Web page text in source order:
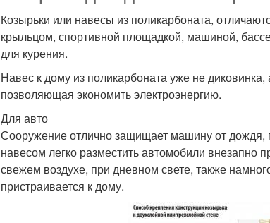
Козырьки или навесы из поликарбоната,
крыльцом, спортивной площадкой, машиной,
для курения.
Навес к дому из поликарбоната уже не
позволяющая экономить электроэнергию.
Для авто
Сооружение отлично защищает машину от дождя,
навесом легко разместить автомобили
свежем воздухе, при дневном свете, также
пристраивается к дому.